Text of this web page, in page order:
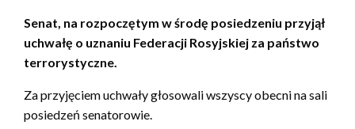
Senat, na rozpoczętym w środę posiedzeniu przyjął
uchwałę o uznaniu Federacji Rosyjskiej za państwo
terrorystyczne.
Za przyjęciem uchwały głosowali wszyscy obecni na sali
posiedzeń senatorowie.